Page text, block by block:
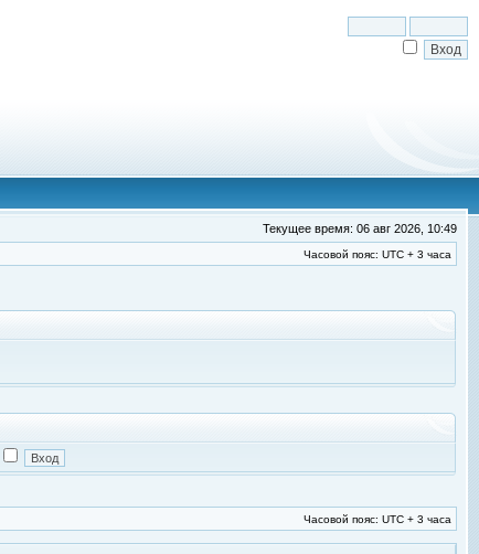
Текущее время: 06 авг 2026, 10:49
Часовой пояс: UTC + 3 часа
Часовой пояс: UTC + 3 часа